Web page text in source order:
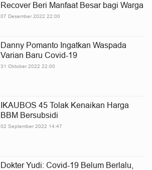
Recover Beri Manfaat Besar bagi Warga
07 Desember 2022 22:00
Danny Pomanto Ingatkan Waspada
Varian Baru Covid-19
31 Oktober 2022 22:00
IKAUBOS 45 Tolak Kenaikan Harga
BBM Bersubsidi
02 September 2022 14:47
Dokter Yudi: Covid-19 Belum Berlalu,